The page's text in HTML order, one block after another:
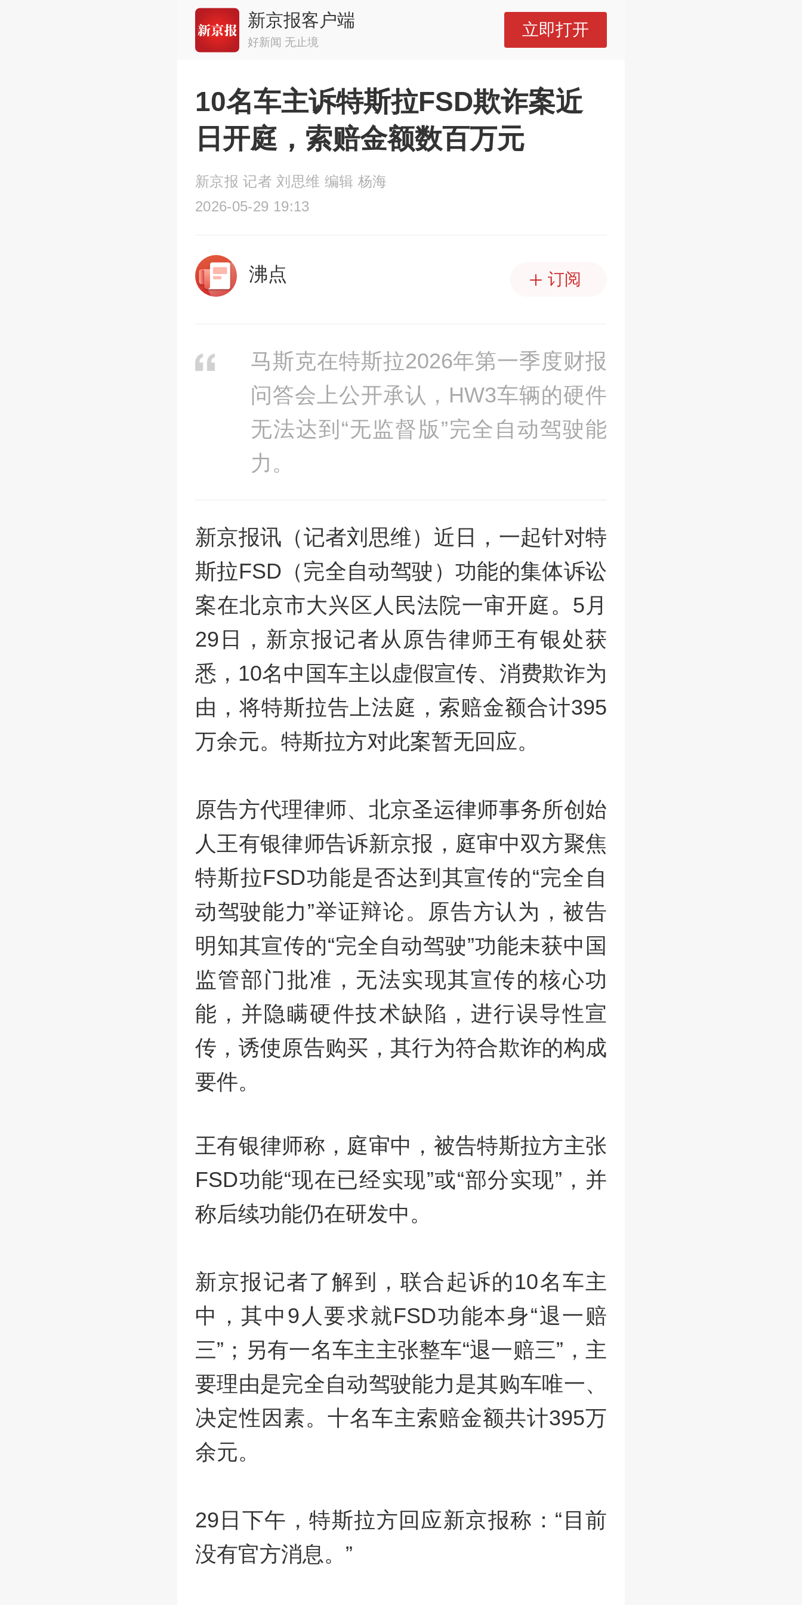
新京报客户端
好新闻 无止境
立即打开
10名车主诉特斯拉FSD欺诈案近
日开庭，索赔金额数百万元
新京报 记者 刘思维 编辑 杨海
2026-05-29 19:13
沸点 订阅
马斯克在特斯拉2026年第一季度财报
问答会上公开承认，HW3车辆的硬件
无法达到“无监督版”完全自动驾驶能
力。
新京报讯（记者刘思维）近日，一起针对特
斯拉FSD（完全自动驾驶）功能的集体诉讼
案在北京市大兴区人民法院一审开庭。5月
29日，新京报记者从原告律师王有银处获
悉，10名中国车主以虚假宣传、消费欺诈为
由，将特斯拉告上法庭，索赔金额合计395
万余元。特斯拉方对此案暂无回应。
原告方代理律师、北京圣运律师事务所创始
人王有银律师告诉新京报，庭审中双方聚焦
特斯拉FSD功能是否达到其宣传的“完全自
动驾驶能力”举证辩论。原告方认为，被告
明知其宣传的“完全自动驾驶”功能未获中国
监管部门批准，无法实现其宣传的核心功
能，并隐瞒硬件技术缺陷，进行误导性宣
传，诱使原告购买，其行为符合欺诈的构成
要件。
王有银律师称，庭审中，被告特斯拉方主张
FSD功能“现在已经实现”或“部分实现”，并
称后续功能仍在研发中。
新京报记者了解到，联合起诉的10名车主
中，其中9人要求就FSD功能本身“退一赔
三”；另有一名车主主张整车“退一赔三”，主
要理由是完全自动驾驶能力是其购车唯一、
决定性因素。十名车主索赔金额共计395万
余元。
29日下午，特斯拉方回应新京报称：“目前
没有官方消息。”